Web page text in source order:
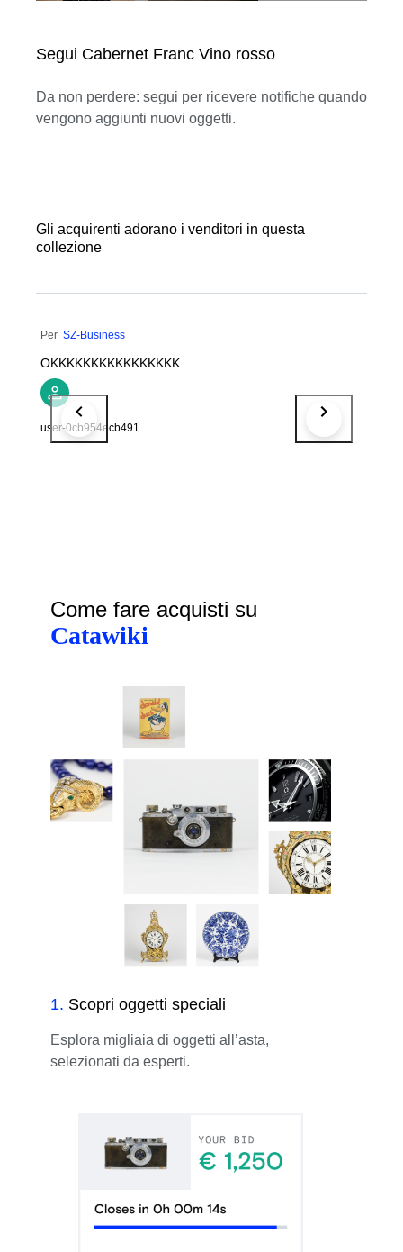
Segui Cabernet Franc Vino rosso
Da non perdere: segui per ricevere notifiche quando
vengono aggiunti nuovi oggetti.
Gli acquirenti adorano i venditori in questa
collezione
Per SZ-Business
OKKKKKKKKKKKKKKKK
user-0cb954ecb491
Come fare acquisti su
Catawiki
1. Scopri oggetti speciali
Esplora migliaia di oggetti all’asta,
selezionati da esperti.